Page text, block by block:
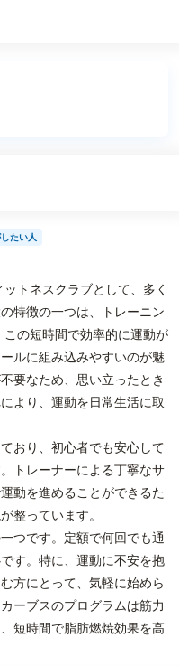
たい人
トネスクラブとして、多く
特徴の一つは、トレーニン
の短時間で効率的に運動が
ルに組み込みやすいのが魅
要なため、思い立ったとき
より、運動を日常生活に取
おり、初心者でも安心して
トレーナーによる丁寧なサ
動を進めることができるた
整っています。
つです。定額で何回でも通
す。特に、運動に不安を抱
方にとって、気軽に始めら
ーブスのプログラムは筋力
短時間で脂肪燃焼効果を高